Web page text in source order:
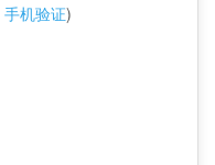
手机验证)